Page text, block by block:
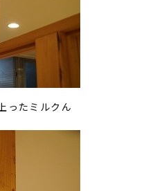
ったミルクん